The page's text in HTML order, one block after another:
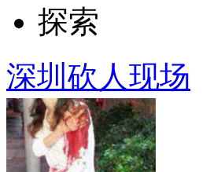
探索
深圳砍人现场